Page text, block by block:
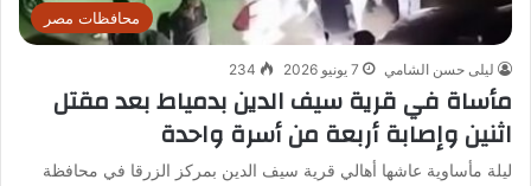
محافظات مصر
ليلى حسن الشامي 7 يونيو 2026 234
مأساة في قرية سيف الدين بدمياط بعد مقتل
اثنين وإصابة أربعة من أسرة واحدة
ليلة مأساوية عاشها أهالي قرية سيف الدين بمركز الزرقا في محافظة